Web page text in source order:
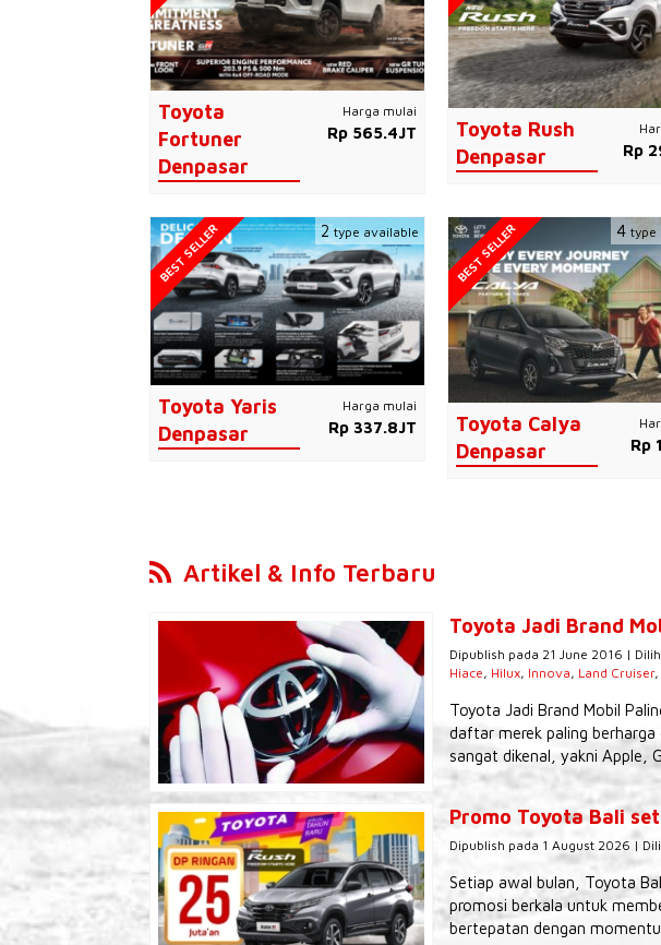
Toyota
Fortuner
Denpasar
Harga mulai
Rp 565.4JT
Toyota Rush
Denpasar
Rp
Toyota Yaris
Denpasar
Harga mulai
Rp 337.8JT
BEST SELLER 2type available
Toyota Calya
Denpasar
Rp
BEST SELLER 4 type
Artikel & Info Terbaru
Toyota Jadi Brand
Dipublish pada 21 June 2016 |
Hiace, Hilux, Innova, Land Cruiser,
Toyota Jadi Brand Mobil
daftar merek paling
sangat dikenal, yakni Apple,
Promo Toyota Bali
Dipublish pada 1 August 2026 |
Setiap awal bulan, Toyota
promosi berkala untuk
bertepatan dengan